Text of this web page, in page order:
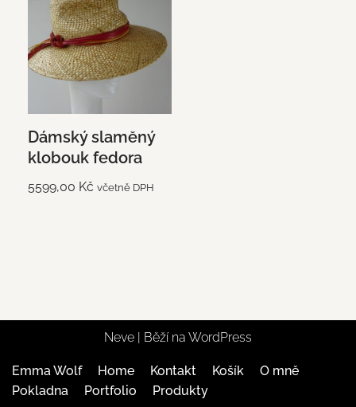
Dámský slaměný
klobouk fedora
5599,00 Kč včetně DPH
Neve | Běží na WordPress
Emma Wolf Home Kontakt Košík
O mně
Pokladna
Portfolio Produkty